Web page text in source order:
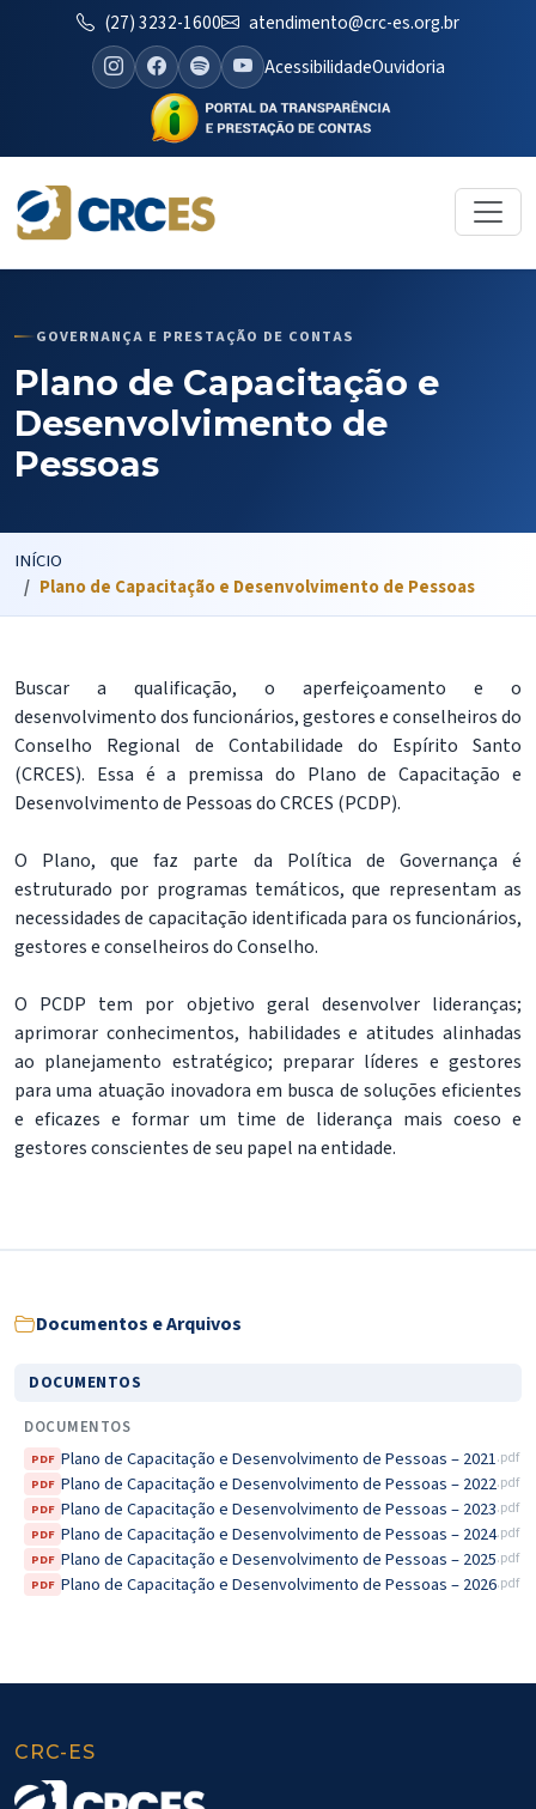
(27) 3232-1600
atendimento@crc-es.org.br
AcessibilidadeOuvidoria
GOVERNANÇA E PRESTAÇÃO DE CONTAS
Plano de Capacitação e
Desenvolvimento de
Pessoas
INÍCIO
Plano de Capacitação e Desenvolvimento de Pessoas
Buscar a qualificação, o aperfeiçoamento e o
desenvolvimento dos funcionários, gestores e conselheiros do
Conselho Regional de Contabilidade do Espírito Santo
(CRCES). Essa é a premissa do Plano de Capacitação e
Desenvolvimento de Pessoas do CRCES (PCDP).
O Plano, que faz parte da Política de Governança é
estruturado por programas temáticos, que representam as
necessidades de capacitação identificada para os funcionários,
gestores e conselheiros do Conselho.
O PCDP tem por objetivo geral desenvolver lideranças;
aprimorar conhecimentos, habilidades e atitudes alinhadas
ao planejamento estratégico; preparar líderes e gestores
para uma atuação inovadora em busca de soluções eficientes
e eficazes e formar um time de liderança mais coeso e
gestores conscientes de seu papel na entidade.
Documentos e Arquivos
DOCUMENTOS
DOCUMENTOS
PDF Plano de Capacitação e Desenvolvimento de Pessoas – 2021.pdf
PDF Plano de Capacitação e Desenvolvimento de Pessoas – 2022.pdf
PDF Plano de Capacitação e Desenvolvimento de Pessoas – 2023.pdf
PDF Plano de Capacitação e Desenvolvimento de Pessoas – 2024.pdf
PDF Plano de Capacitação e Desenvolvimento de Pessoas – 2025.pdf
PDF Plano de Capacitação e Desenvolvimento de Pessoas – 2026.pdf
CRC-ES